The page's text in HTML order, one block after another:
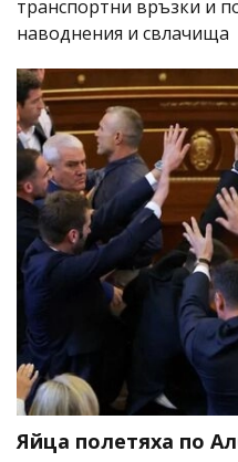
транспортни връзки и
наводнения и свлачища
Яйца полетяха по